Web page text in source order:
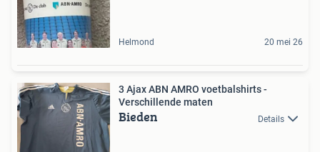
Helmond 20 mei 26
3 Ajax ABN AMRO voetbalshirts -
Verschillende maten
Bieden Details